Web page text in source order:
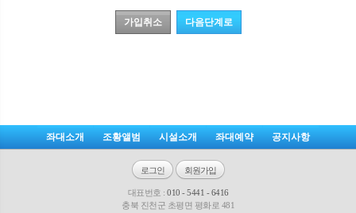
좌대소개 조황앨범 시설소개 좌대예약 공지사항
로그인 회원가입
대표번호 : 010 - 5441 - 6416
충북 진천군 초평면 평화로 481